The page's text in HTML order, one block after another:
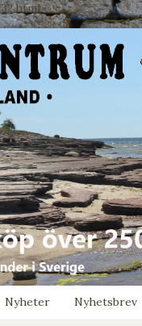
Nyheter Nyhetsbrev